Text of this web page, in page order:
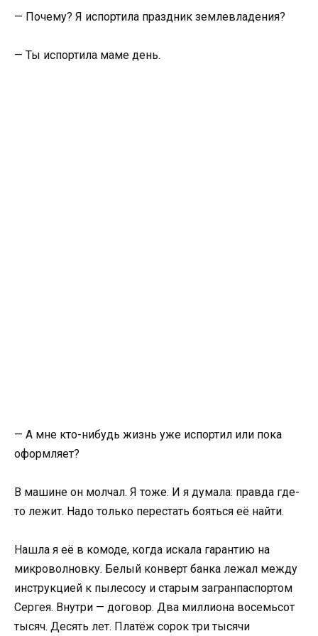
— Почему? Я испортила праздник землевладения?
— Ты испортила маме день.
— А мне кто-нибудь жизнь уже испортил или пока
оформляет?
В машине он молчал. Я тоже. И я думала: правда где-
то лежит. Надо только перестать бояться её найти.
Нашла я её в комоде, когда искала гарантию на
микроволновку. Белый конверт банка лежал между
инструкцией к пылесосу и старым загранпаспортом
Сергея. Внутри — договор. Два миллиона восемьсот
тысяч. Десять лет. Платёж сорок три тысячи